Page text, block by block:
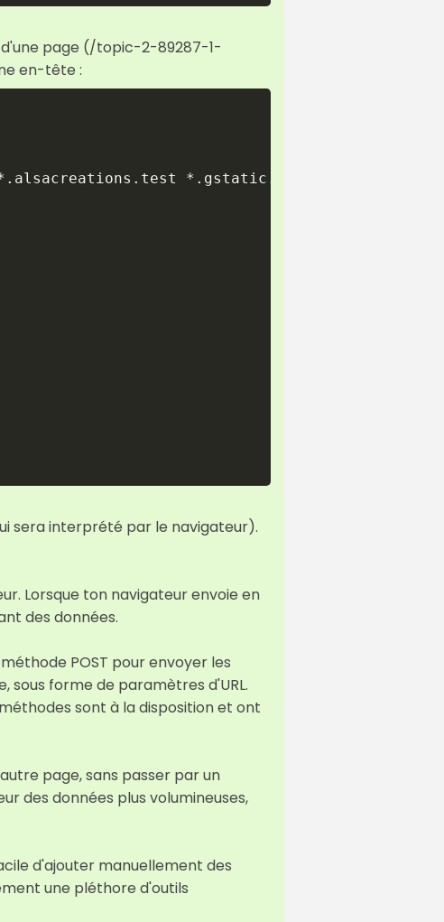
d'une page (/topic-2-89287-1-
en-tête :
*.gstatic.com
sera interprété par le navigateur).
Lorsque ton navigateur envoie en
des données.
POST pour envoyer les
sous forme de paramètres d'URL.
sont à la disposition et ont
page, sans passer par un
des données plus volumineuses,
d'ajouter manuellement des
une pléthore d'outils